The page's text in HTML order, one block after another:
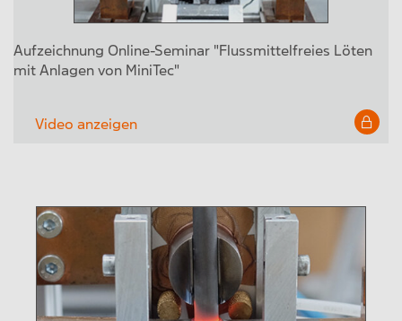
Aufzeichnung Online-Seminar "Flussmittelfreies Löten
mit Anlagen von MiniTec"
Video anzeigen